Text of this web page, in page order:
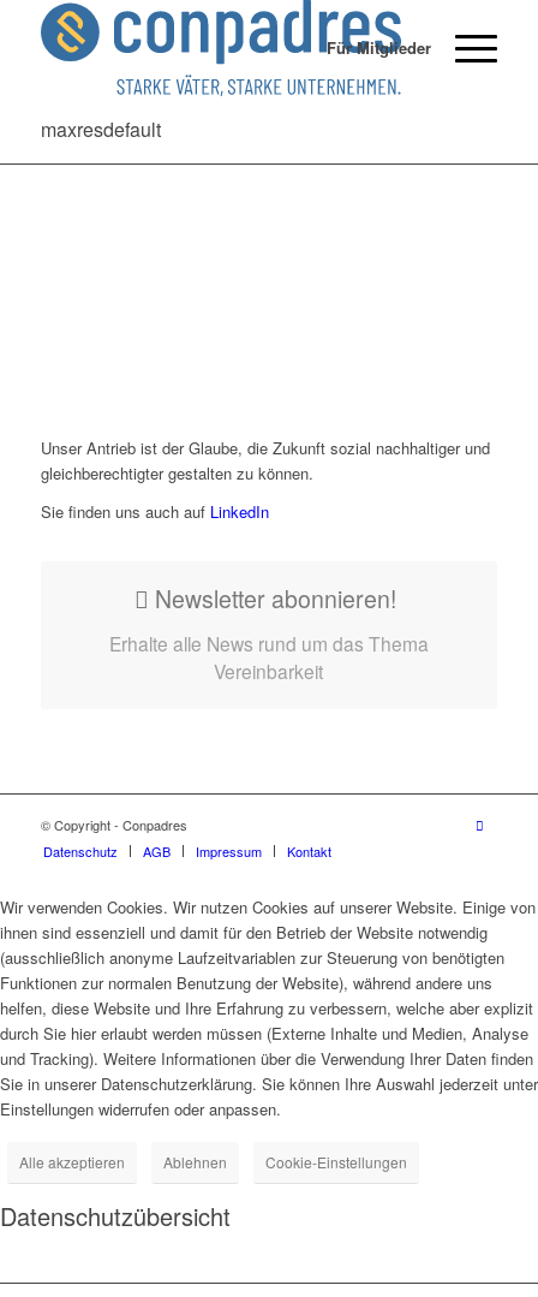
Für Mitglieder
maxresdefault
Unser Antrieb ist der Glaube, die Zukunft sozial nachhaltiger und
gleichberechtigter gestalten zu können.
Sie finden uns auch aufLinkedIn
Newsletter abonnieren!
Erhalte alle News rund um das Thema
Vereinbarkeit
© Copyright - Conpadres
Datenschutz
AGB Impressum Kontakt
Wir verwenden Cookies. Wir nutzen Cookies auf unserer Website. Einige von
ihnen sind essenziell und damit für den Betrieb der Website notwendig
(ausschließlich anonyme Laufzeitvariablen zur Steuerung von benötigten
Funktionen zur normalen Benutzung der Website), während andere uns
helfen, diese Website und Ihre Erfahrung zu verbessern, welche aber explizit
durch Sie hier erlaubt werden müssen (Externe Inhalte und Medien, Analyse
und Tracking). Weitere Informationen über die Verwendung Ihrer Daten finden
Sie in unserer Datenschutzerklärung. Sie können Ihre Auswahl jederzeit unter
Einstellungen widerrufen oder anpassen.
Alle akzeptieren Ablehnen Cookie-Einstellungen
Datenschutzübersicht